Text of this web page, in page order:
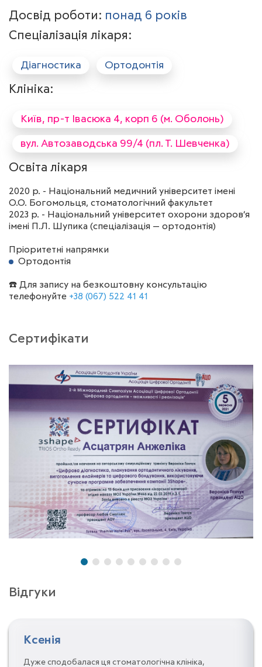
Досвід роботи: понад 6 років
Спеціалізація лікаря:
Діагностика Ортодонтія
Клініка:
Київ, пр-т Івасюка 4, корп 6 (м. Оболонь)
вул. Автозаводська 99/4 (пл. Т. Шевченка)
Освіта лікаря
2020 р. - Національний медичний університет імені
О.О. Богомольця, стоматологічний факультет
2023 р. - Національний університет охорони здоров‘я
імені П.Л. Шупика (спеціалізація — ортодонтія)
Пріоритетні напрямки
Ортодонтія
☎️ Для запису на безкоштовну консультацію
телефонуйте +38 (067) 522 41 41
Сертифікати
Відгуки
Ксенія
Дуже сподобалася ця стоматологічна клініка,